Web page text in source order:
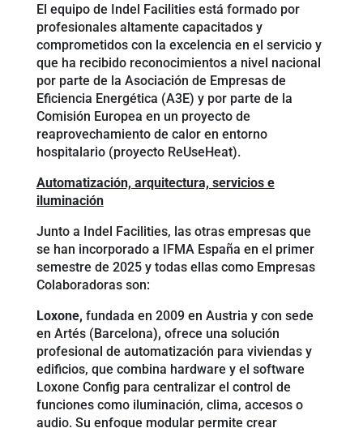
El equipo de Indel Facilities está formado por
profesionales altamente capacitados y
comprometidos con la excelencia en el servicio y
que ha recibido reconocimientos a nivel nacional
por parte de la Asociación de Empresas de
Eficiencia Energética (A3E) y por parte de la
Comisión Europea en un proyecto de
reaprovechamiento de calor en entorno
hospitalario (proyecto ReUseHeat).
Automatización, arquitectura, servicios e
iluminación
Junto a Indel Facilities, las otras empresas que
se han incorporado a IFMA España en el primer
semestre de 2025 y todas ellas como Empresas
Colaboradoras son:
Loxone, fundada en 2009 en Austria y con sede
en Artés (Barcelona), ofrece una solución
profesional de automatización para viviendas y
edificios, que combina hardware y el software
Loxone Config para centralizar el control de
funciones como iluminación, clima, accesos o
audio. Su enfoque modular permite crear